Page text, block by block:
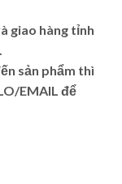
giao hàng tỉnh
sản phẩm thì
EMAIL để